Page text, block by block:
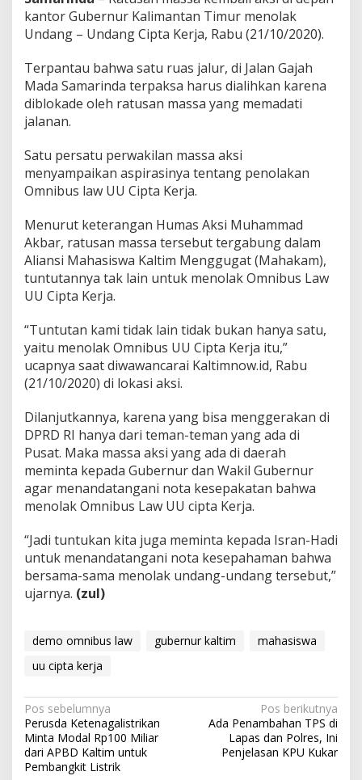
kantor Gubernur Kalimantan Timur menolak
Undang – Undang Cipta Kerja, Rabu (21/10/2020).
Terpantau bahwa satu ruas jalur, di Jalan Gajah
Mada Samarinda terpaksa harus dialihkan karena
diblokade oleh ratusan massa yang memadati
jalanan.
Satu persatu perwakilan massa aksi
menyampaikan aspirasinya tentang penolakan
Omnibus law UU Cipta Kerja.
Menurut keterangan Humas Aksi Muhammad
Akbar, ratusan massa tersebut tergabung dalam
Aliansi Mahasiswa Kaltim Menggugat (Mahakam),
tuntutannya tak lain untuk menolak Omnibus Law
UU Cipta Kerja.
“Tuntutan kami tidak lain tidak bukan hanya satu,
yaitu menolak Omnibus UU Cipta Kerja itu,”
ucapnya saat diwawancarai Kaltimnow.id, Rabu
(21/10/2020) di lokasi aksi.
Dilanjutkannya, karena yang bisa menggerakan di
DPRD RI hanya dari teman-teman yang ada di
Pusat. Maka massa aksi yang ada di daerah
meminta kepada Gubernur dan Wakil Gubernur
agar menandatangani nota kesepakatan bahwa
menolak Omnibus Law UU cipta Kerja.
“Jadi tuntukan kita juga meminta kepada Isran-Hadi
untuk menandatangani nota kesepahaman bahwa
bersama-sama menolak undang-undang tersebut,”
ujarnya. (zul)
demo omnibus law gubernur kaltim
mahasiswa
uu cipta kerja
Navigasi
pos
Pos sebelumnya
Perusda Ketenagalistrikan
Minta Modal Rp100 Miliar
dari APBD Kaltim untuk
Pembangkit Listrik
Pos berikutnya
Ada Penambahan TPS di
Lapas dan Polres, Ini
Penjelasan KPU Kukar